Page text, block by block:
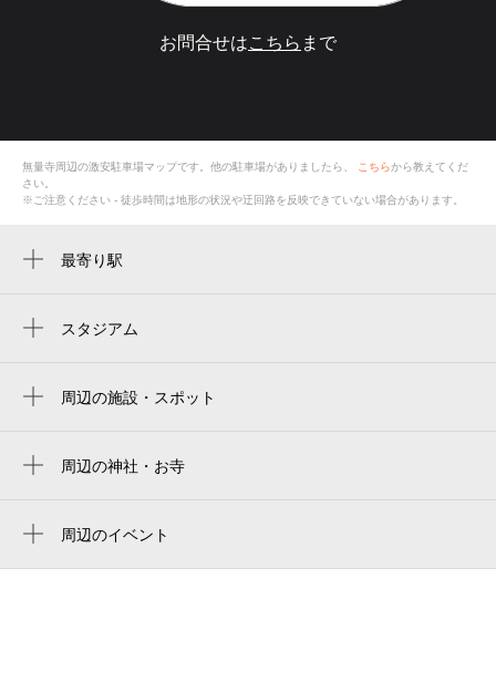
お問合せはこちら まで
無量寺周辺の激安駐車場マップです。他の駐車場がありましたら、 こちらから教えてくだ
さい。
※ご注意ください - 徒歩時間は地形の状況や迂回路を反映できていない場合があります。
最寄り駅
志紀駅スタジアム
周辺の施設・スポット
市立安中老人福祉センター
安中町九丁目公園
周辺の神社・お寺
聞光寺
比枝神社
周辺のイベント